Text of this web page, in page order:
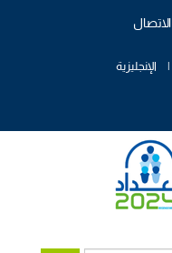
الاتصال
الإنجليزية